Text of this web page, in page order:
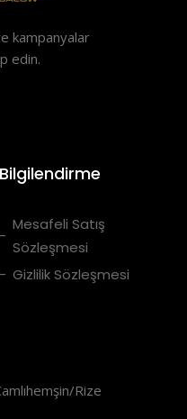
kampanyalar
edin.
Bilgilendirme
Mesafeli Satış
Sözleşmesi
Gizlilik Sözleşmesi
Rize